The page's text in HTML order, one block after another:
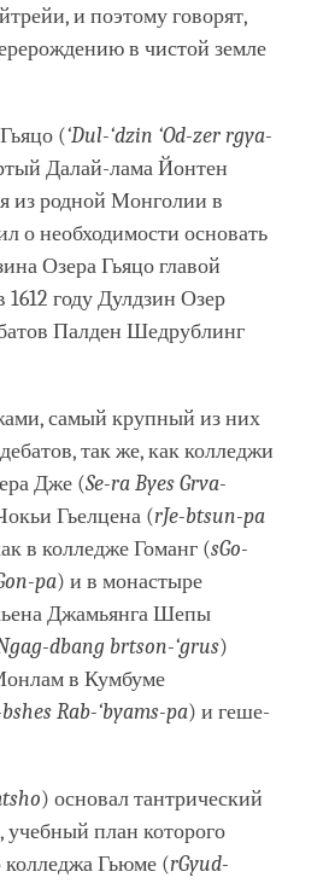
и поэтому говорят,
в чистой земле
(‘Dul-‘dzin ‘Od-zer rgya-
Далай-лама Йонтен
из родной Монголии в
о необходимости основать
Озера Гьяцо главой
году Дулдзин Озер
Палден Шедрублинг
самый крупный из них
так же, как колледжи
Дже (Se-ra Byes Grva-
Гьелцена (rJe-btsun-pa
в колледже Гоманг (sGo-
pa) и в монастыре
Джамьянга Шепы
dbang brtson-‘grus)
в Кумбуме
Rab-‘byams-pa) и геше-
) основал тантрический
план которого
колледжа Гьюме (rGyud-